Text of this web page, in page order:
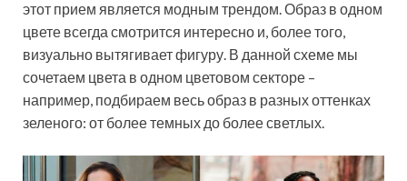
этот прием является модным трендом. Образ в одном
цвете всегда смотрится интересно и, более того,
визуально вытягивает фигуру. В данной схеме мы
сочетаем цвета в одном цветовом секторе –
например, подбираем весь образ в разных оттенках
зеленого: от более темных до более светлых.